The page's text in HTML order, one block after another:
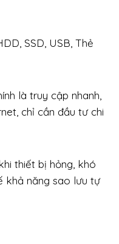
SSD, USB, Thẻ
là truy cập nhanh,
chỉ cần đầu tư chi
thiết bị hỏng, khó
khả năng sao lưu tự